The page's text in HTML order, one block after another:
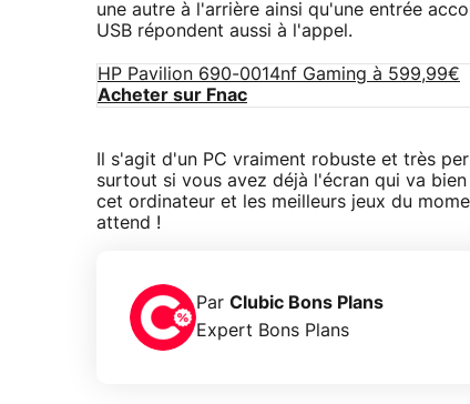
une autre à l'arrière ainsi qu'une entrée
USB répondent aussi à l'appel.
HP Pavilion 690-0014nf Gaming à 599,99€
Acheter sur Fnac
Il s'agit d'un PC vraiment robuste et très
surtout si vous avez déjà l'écran qui va
cet ordinateur et les meilleurs jeux du
attend !
Par Clubic Bons Plans
Expert Bons Plans